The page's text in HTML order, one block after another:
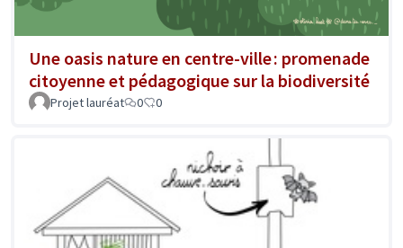
Une oasis nature en centre-ville : promenade
citoyenne et pédagogique sur la biodiversité
Projet lauréat 0 0